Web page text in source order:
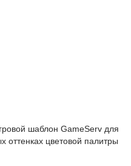
шаблон GameServ для
оттенках цветовой палитры